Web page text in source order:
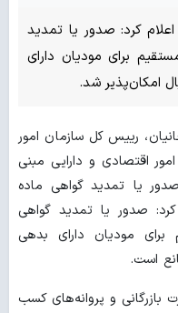
کرد: صدور یا تمدید
مستقیم برای مودیان دارای
رییس کل سازمان امور
اقتصادی و دارایی مبنی
یا تمدید گواهی ماده
کرد: صدور یا تمدید گواهی
برای مودیان دارای بدهی
بازرگانی و پروانه‌های کسب